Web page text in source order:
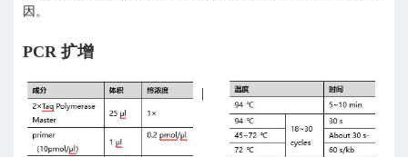
因。
PCR 扩增